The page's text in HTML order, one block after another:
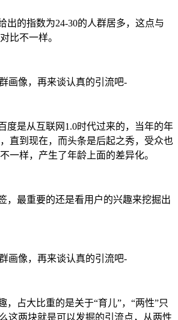
出的指数为24-30的人群居多，这点与
比不一样。
度是从互联网1.0时代过来的，当年的年
直到现在，而头条是后起之秀，受众也
一样，产生了年龄上面的差异化。
，最重要的还是看用户的兴趣来挖掘出
，占大比重的是关于“育儿”，“两性”只
这两块就是可以发掘的引流点，从两性